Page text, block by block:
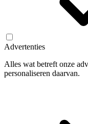
Advertenties
Alles wat betreft onze
personaliseren daarvan.